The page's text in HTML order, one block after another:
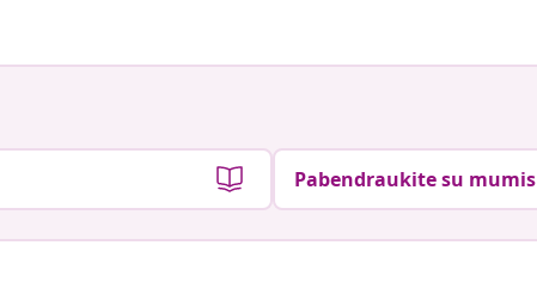
Pabendraukite su mumis